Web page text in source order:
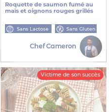
Roquette de saumon fumé au
maïs et oignons rouges grillés
Sans Lactose Sans Gluten
Chef Cameron
Victime de son succès